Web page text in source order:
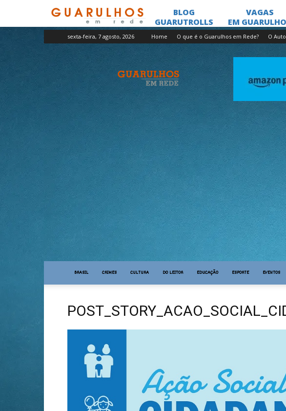
sexta-feira, 7 agosto, 2026 Home O que é o Guarulhos em Rede? O
Guarulhos
em
Rede
BRASIL CRIMES CULTURA DO LEITOR EDUCAÇÃO ESPORTE EVENTOS